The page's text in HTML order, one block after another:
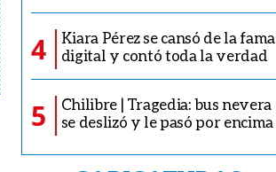
4
Kiara Pérez se cansó de la fama
digital y contó toda la verdad
5
Chilibre | Tragedia: bus nevera
se deslizó y le pasó por encima